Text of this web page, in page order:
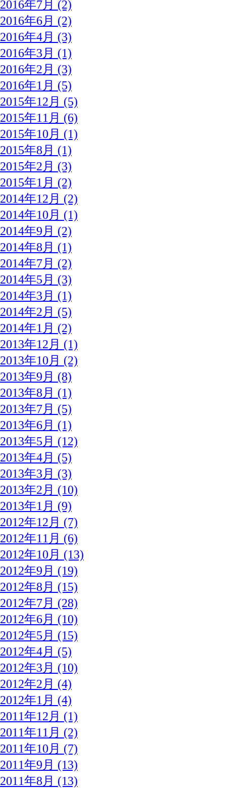
2016年7月 (2)
2016年6月 (2)
2016年4月 (3)
2016年3月 (1)
2016年2月 (3)
2016年1月 (5)
2015年12月 (5)
2015年11月 (6)
2015年10月 (1)
2015年8月 (1)
2015年2月 (3)
2015年1月 (2)
2014年12月 (2)
2014年10月 (1)
2014年9月 (2)
2014年8月 (1)
2014年7月 (2)
2014年5月 (3)
2014年3月 (1)
2014年2月 (5)
2014年1月 (2)
2013年12月 (1)
2013年10月 (2)
2013年9月 (8)
2013年8月 (1)
2013年7月 (5)
2013年6月 (1)
2013年5月 (12)
2013年4月 (5)
2013年3月 (3)
2013年2月 (10)
2013年1月 (9)
2012年12月 (7)
2012年11月 (6)
2012年10月 (13)
2012年9月 (19)
2012年8月 (15)
2012年7月 (28)
2012年6月 (10)
2012年5月 (15)
2012年4月 (5)
2012年3月 (10)
2012年2月 (4)
2012年1月 (4)
2011年12月 (1)
2011年11月 (2)
2011年10月 (7)
2011年9月 (13)
2011年8月 (13)